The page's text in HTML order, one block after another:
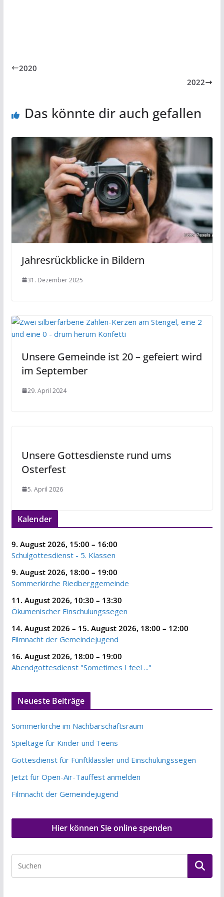
2020
2022
Das könnte dir auch gefallen
Jahresrückblicke in Bildern
31. Dezember 2025
Unsere Gemeinde ist 20 – gefeiert wird
im September
29. April 2024
Unsere Gottesdienste rund ums
Osterfest
5. April 2026
Kalender
9. August 2026, 15:00 – 16:00
Schulgottesdienst - 5. Klassen
9. August 2026, 18:00 – 19:00
Sommerkirche Riedberggemeinde
11. August 2026, 10:30 – 13:30
Ökumenischer Einschulungssegen
14. August 2026 – 15. August 2026, 18:00 – 12:00
Filmnacht der Gemeindejugend
16. August 2026, 18:00 – 19:00
Abendgottesdienst "Sometimes I feel ..."
Neueste Beiträge
Sommerkirche im Nachbarschaftsraum
Spieltage für Kinder und Teens
Gottesdienst für Fünftklässler und Einschulungssegen
Jetzt für Open-Air-Tauffest anmelden
Filmnacht der Gemeindejugend
Hier können Sie online spenden